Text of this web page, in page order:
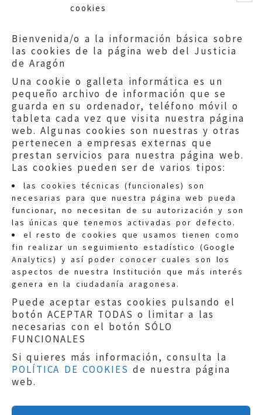
cookies
Bienvenida/o a la información básica sobre
las cookies de la página web del Justicia
de Aragón
Una cookie o galleta informática es un
pequeño archivo de información que se
guarda en su ordenador, teléfono móvil o
tableta cada vez que visita nuestra página
web. Algunas cookies son nuestras y otras
pertenecen a empresas externas que
prestan servicios para nuestra página web.
Las cookies pueden ser de varios tipos:
las cookies técnicas (funcionales) son
necesarias para que nuestra página web pueda
funcionar, no necesitan de su autorización y son
las únicas que tenemos activadas por defecto.
el resto de cookies que usamos tienen como
fin realizar un seguimiento estadístico (Google
Analytics) y así poder conocer cuales son los
aspectos de nuestra Institución que más interés
genera en la ciudadanía aragonesa.
Puede aceptar estas cookies pulsando el
botón ACEPTAR TODAS o limitar a las
necesarias con el botón SÓLO
FUNCIONALES
Si quieres más información, consulta la
POLÍTICA DE COOKIES de nuestra página
web.
Quejas:quejas@eljusticiadearagon.es
Información general:
informacion@eljusticiadearagon.es
Teléfonos:900 210 210/
Aviso legal|Política de privacidad|
Protección de Datos